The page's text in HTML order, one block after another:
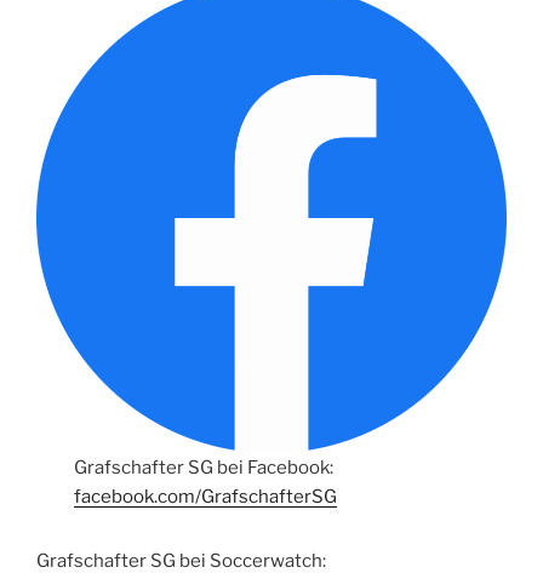
Grafschafter SG bei Facebook:
facebook.com/GrafschafterSG
Grafschafter SG bei Soccerwatch: